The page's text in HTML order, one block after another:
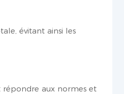
évitant ainsi les
aux normes et